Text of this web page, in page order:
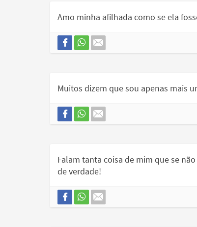
Amo minha afilhada como se ela
Muitos dizem que sou apenas mais
Falam tanta coisa de mim que se
de verdade!